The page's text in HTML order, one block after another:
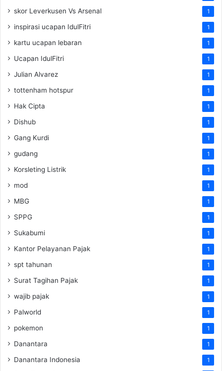
skor Leverkusen Vs Arsenal 1
inspirasi ucapan IdulFitri 1
kartu ucapan lebaran 1
Ucapan IdulFitri 1
Julian Alvarez 1
tottenham hotspur 1
Hak Cipta 1
Dishub 1
Gang Kurdi 1
gudang 1
Korsleting Listrik 1
mod 1
MBG 1
SPPG 1
Sukabumi 1
Kantor Pelayanan Pajak 1
spt tahunan 1
Surat Tagihan Pajak 1
wajib pajak 1
Palworld 1
pokemon 1
Danantara 1
Danantara Indonesia 1